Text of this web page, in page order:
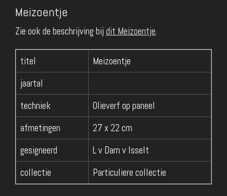
Meizoentje
Zie ook de beschrijving bij dit Meizoentje.
titel
Meizoentje
jaartal
techniek
Olieverf op paneel
afmetingen
27 x 22 cm
gesigneerd
L v Dam v Isselt
collectie
Particuliere collectie